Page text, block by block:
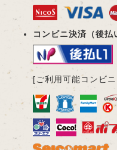
コンビニ決済（後払
[ご利用可能コンビ